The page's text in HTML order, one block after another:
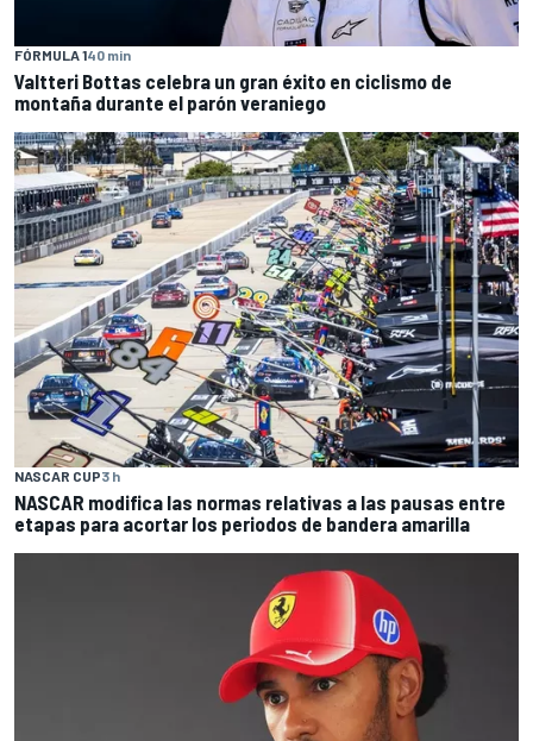
FÓRMULA 140 min
Valtteri Bottas celebra un gran éxito en ciclismo de
montaña durante el parón veraniego
NASCAR CUP3 h
NASCAR modifica las normas relativas a las pausas entre
etapas para acortar los periodos de bandera amarilla